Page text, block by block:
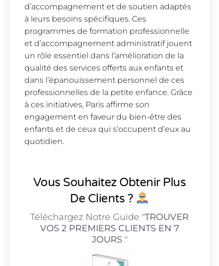
d’accompagnement et de soutien adaptés
à leurs besoins spécifiques. Ces
programmes de formation professionnelle
et d’accompagnement administratif jouent
un rôle essentiel dans l’amélioration de la
qualité des services offerts aux enfants et
dans l’épanouissement personnel de ces
professionnelles de la petite enfance. Grâce
à ces initiatives, Paris affirme son
engagement en faveur du bien-être des
enfants et de ceux qui s’occupent d’eux au
quotidien.
Vous Souhaitez Obtenir Plus
De Clients ?
Téléchargez Notre Guide "TROUVER
VOS 2 PREMIERS CLIENTS EN 7
JOURS"